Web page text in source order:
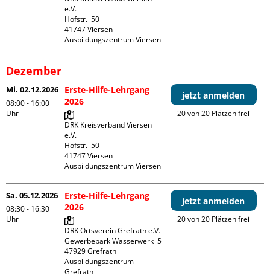
e.V.
Hofstr.  50
41747 Viersen
Ausbildungszentrum Viersen
Dezember
Mi. 02.12.2026
08:00 - 16:00
Uhr
Erste-Hilfe-Lehrgang
2026
DRK Kreisverband Viersen
e.V.
Hofstr.  50
41747 Viersen
Ausbildungszentrum Viersen
jetzt anmelden
20 von 20 Plätzen frei
Sa. 05.12.2026
08:30 - 16:30
Uhr
Erste-Hilfe-Lehrgang
2026
DRK Ortsverein Grefrath e.V.
Gewerbepark Wasserwerk  5
47929 Grefrath
Ausbildungszentrum
Grefrath
jetzt anmelden
20 von 20 Plätzen frei